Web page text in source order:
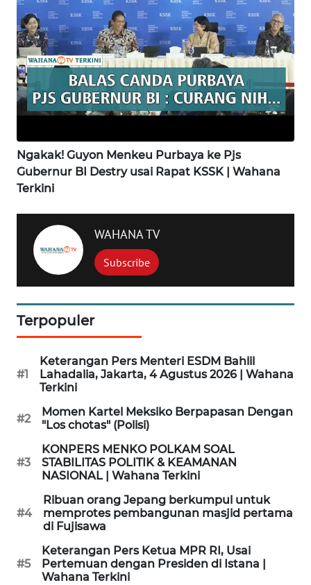
Ngakak! Guyon Menkeu Purbaya ke Pjs
Gubernur BI Destry usai Rapat KSSK | Wahana
Terkini
WAHANA TV
Subscribe
Terpopuler
#1
Keterangan Pers Menteri ESDM Bahlil
Lahadalia, Jakarta, 4 Agustus 2026 | Wahana
Terkini
#2
Momen Kartel Meksiko Berpapasan Dengan
"Los chotas" (Polisi)
#3
KONPERS MENKO POLKAM SOAL
STABILITAS POLITIK & KEAMANAN
NASIONAL | Wahana Terkini
#4
Ribuan orang Jepang berkumpul untuk
memprotes pembangunan masjid pertama
di Fujisawa
#5
Keterangan Pers Ketua MPR RI, Usai
Pertemuan dengan Presiden di Istana |
Wahana Terkini
WN
SUMEDANG
WN
CIANJUR
KEPULAUAN
TANGERANG
WN
BINJAI
WN
CIREBON
WN
INDRAMAYU
WN
KUNINGAN
WN
MAJALENGKA
WN
SUBANG
WN
SUKABUMI